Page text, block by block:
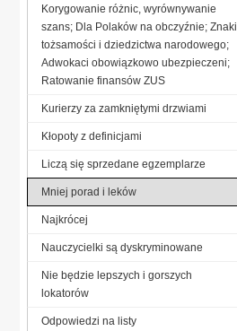
Korygowanie różnic, wyrównywanie
szans; Dla Polaków na obczyźnie; Znaki
tożsamości i dziedzictwa narodowego;
Adwokaci obowiązkowo ubezpieczeni;
Ratowanie finansów ZUS
Kurierzy za zamkniętymi drzwiami
Kłopoty z definicjami
Liczą się sprzedane egzemplarze
Mniej porad i leków
Najkrócej
Nauczycielki są dyskryminowane
Nie będzie lepszych i gorszych
lokatorów
Odpowiedzi na listy